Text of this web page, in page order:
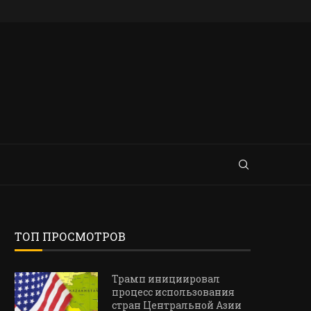
ТОП ПРОСМОТРОВ
Трамп инициировал
процесс использования
стран Центральной Азии